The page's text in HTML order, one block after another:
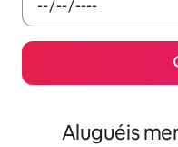
Aluguéis